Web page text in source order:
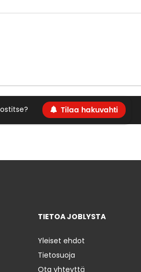
Tilaa hakuvahti
TIETOA JOBLYSTA
Yleiset ehdot
Tietosuoja
Ota yhteyttä